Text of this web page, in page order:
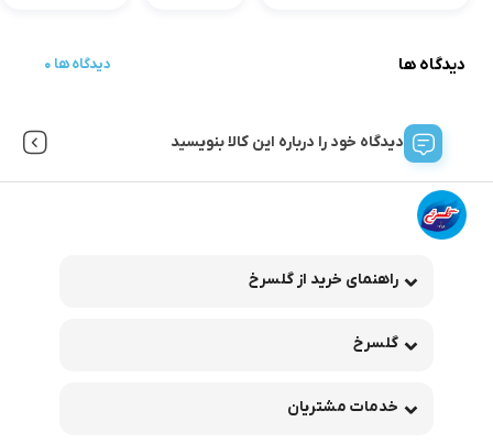
دیدگاه ها 0 دیدگاه ها
دیدگاه خود را درباره این کالا بنویسید
راهنمای خرید از گلسرخ
گلسرخ
خدمات مشتریان